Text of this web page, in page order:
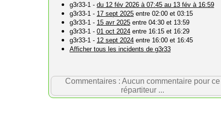
g3r33-1 - du 12 fév 2026 à 07:45 au 13 fév à 16:59
g3r33-1 - 17 sept 2025 entre 02:00 et 03:15
g3r33-1 - 15 avr 2025 entre 04:30 et 13:59
g3r33-1 - 01 oct 2024 entre 16:15 et 16:29
g3r33-1 - 12 sept 2024 entre 16:00 et 16:45
Afficher tous les incidents de g3r33
Commentaires : Aucun commentaire pour ce
répartiteur ...